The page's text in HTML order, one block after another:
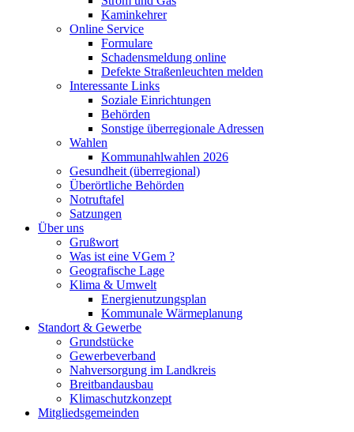
Kaminkehrer
Online Service
Formulare
Schadensmeldung online
Defekte Straßenleuchten melden
Interessante Links
Soziale Einrichtungen
Behörden
Sonstige überregionale Adressen
Wahlen
Kommunahlwahlen 2026
Gesundheit (überregional)
Überörtliche Behörden
Notruftafel
Satzungen
Über uns
Grußwort
Was ist eine VGem ?
Geografische Lage
Klima & Umwelt
Energienutzungsplan
Kommunale Wärmeplanung
Standort & Gewerbe
Grundstücke
Gewerbeverband
Nahversorgung im Landkreis
Breitbandausbau
Klimaschutzkonzept
Mitgliedsgemeinden